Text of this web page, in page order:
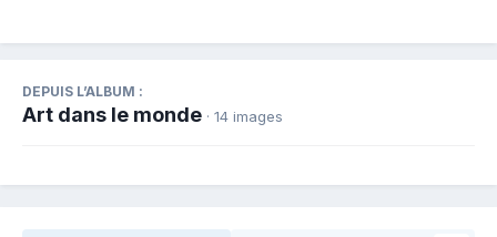
DEPUIS L’ALBUM :
Art dans le monde · 14 images